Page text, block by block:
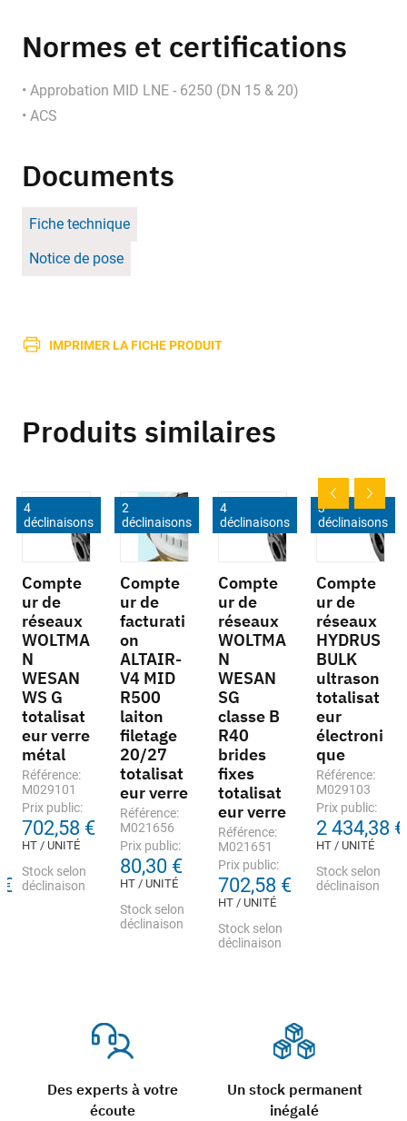
Normes et certifications
• Approbation MID LNE - 6250 (DN 15 & 20)
• ACS
Documents
Fiche technique
Notice de pose
IMPRIMER LA FICHE PRODUIT
Des experts à votre
écoute
Un stock permanent
inégalé
Produits similaires
4
déclinaisons
Compte
ur de
réseaux
WOLTMA
N
WESAN
WS G
totalisat
eur verre
métal
Référence:
M029101
Prix public:
702,58 €
HT / UNITÉ
Stock selon
déclinaison
2
déclinaisons
Compte
ur de
facturati
on
ALTAIR-
V4 MID
R500
laiton
filetage
20/27
totalisat
eur verre
Référence:
M021656
Prix public:
80,30 €
HT / UNITÉ
Stock selon
déclinaison
4
déclinaisons
Compte
ur de
réseaux
WOLTMA
N
WESAN
SG
classe B
R40
brides
fixes
totalisat
eur verre
Référence:
M021651
Prix public:
702,58 €
HT / UNITÉ
Stock selon
déclinaison
3
déclinaisons
Compte
ur de
réseaux
HYDRUS
BULK
ultrason
totalisat
eur
électroni
que
Référence:
M029103
Prix public:
2 434,38 €
HT / UNITÉ
Stock selon
déclinaison